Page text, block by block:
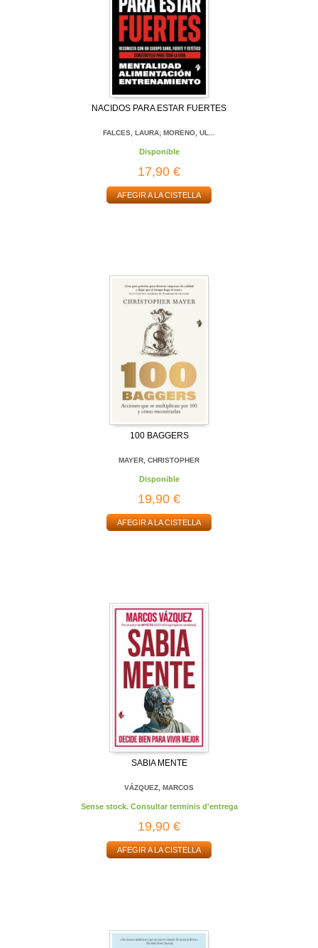
NACIDOS PARA ESTAR FUERTES
FALCES, LAURA; MORENO, UL...
Disponible
17,90 €
AFEGIR A LA CISTELLA
100 BAGGERS
MAYER, CHRISTOPHER
Disponible
19,90 €
AFEGIR A LA CISTELLA
SABIA MENTE
VÁZQUEZ, MARCOS
Sense stock. Consultar terminis d'entrega
19,90 €
AFEGIR A LA CISTELLA